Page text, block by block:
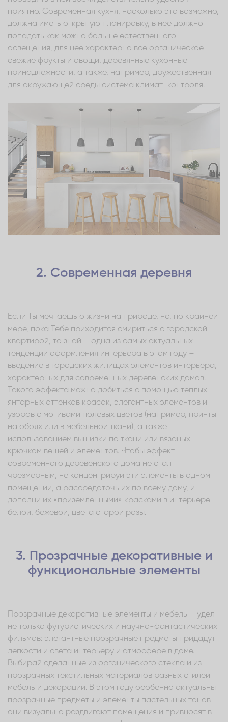
приятно. Современная кухня, насколько это возможно,
должна иметь открытую планировку, в нее должно
попадать как можно больше естественного
освещения, для нее характерно все органическое –
свежие фрукты и овощи, деревянные кухонные
принадлежности, а также, например, дружественная
для окружающей среды система климат-контроля.
2. Современная деревня
Если Ты мечтаешь о жизни на природе, но, по крайней
мере, пока Тебе приходится смириться с городской
квартирой, то знай – одна из самых актуальных
тенденций оформления интерьера в этом году –
введение в городских жилищах элементов интерьера,
характерных для современных деревенских домов.
Такого эффекта можно добиться с помощью теплых
янтарных оттенков красок, элегантных элементов и
узоров с мотивами полевых цветов (например, принты
на обоях или в мебельной ткани), а также
использованием вышивки по ткани или вязаных
крючком вещей и элементов. Чтобы эффект
современного деревенского дома не стал
чрезмерным, не концентрируй эти элементы в одном
помещении, а рассредоточь их по всему дому, и
дополни их «приземленными» красками в интерьере –
белой, бежевой, цвета старой розы.
3. Прозрачные декоративные и
функциональные элементы
Прозрачные декоративные элементы и мебель – удел
не только футуристических и научно-фантастических
фильмов: элегантные прозрачные предметы придадут
легкости и света интерьеру и атмосфере в доме.
Выбирай сделанные из органического стекла и из
прозрачных текстильных материалов разных стилей
мебель и декорации. В этом году особенно актуальны
прозрачные предметы и элементы пастельных тонов –
они визуально раздвигают помещения и привносят в